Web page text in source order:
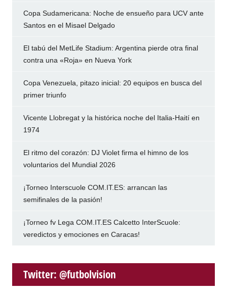
Copa Sudamericana: Noche de ensueño para UCV ante
Santos en el Misael Delgado
El tabú del MetLife Stadium: Argentina pierde otra final
contra una «Roja» en Nueva York
Copa Venezuela, pitazo inicial: 20 equipos en busca del
primer triunfo
Vicente Llobregat y la histórica noche del Italia-Haití en
1974
El ritmo del corazón: DJ Violet firma el himno de los
voluntarios del Mundial 2026
¡Torneo Interscuole COM.IT.ES: arrancan las
semifinales de la pasión!
¡Torneo fv Lega COM.IT.ES Calcetto InterScuole:
veredictos y emociones en Caracas!
Twitter: @futbolvision